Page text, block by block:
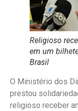
Religioso
em um
Brasil
O Ministério dos
prestou
religioso receber